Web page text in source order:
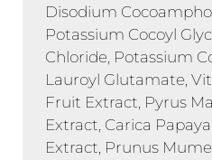
Disodium
Potassium Cocoyl
Chloride, Potassium
Lauroyl Glutamate,
Fruit Extract, Pyrus
Extract, Carica
Extract, Prunus